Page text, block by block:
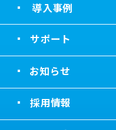
導入事例
サポート
お知らせ
採用情報